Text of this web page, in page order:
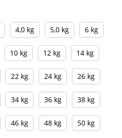
4,0 kg 5,0 kg 6 kg
10 kg 12 kg 14 kg
22 kg 24 kg 26 kg
34 kg 36 kg 38 kg
46 kg 48 kg 50 kg